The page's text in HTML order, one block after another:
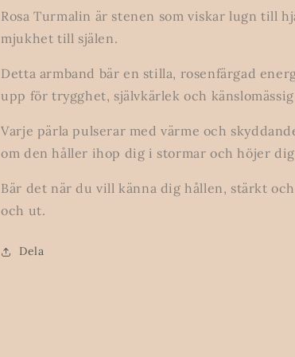
Rosa Turmalin är stenen som viskar lugn till
mjukhet till själen.
Detta armband bär en stilla, rosenfärgad
upp för trygghet, självkärlek och
Varje pärla pulserar med värme och
om den håller ihop dig i stormar och höjer
Bär det när du vill känna dig hållen, stärkt
och ut.
Dela